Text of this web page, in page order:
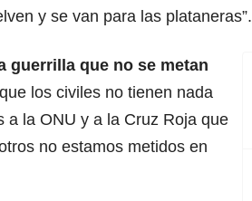
y se van para las plataneras”.
guerrilla que no se metan
los civiles no tienen nada
a la ONU y a la Cruz Roja que
no estamos metidos en